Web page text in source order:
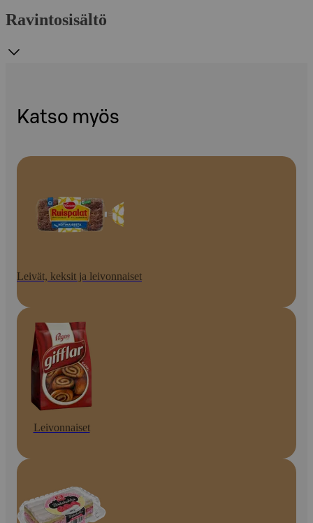
Ravintosisältö
Katso myös
Leivät, keksit ja leivonnaiset
Leivonnaiset